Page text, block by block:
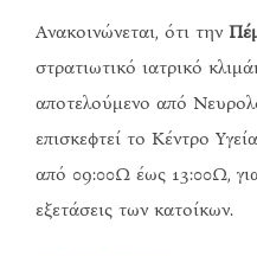
Ανακοινώνεται, ότι την
στρατιωτικό ιατρικό
αποτελούμενο από
επισκεφτεί το Κέντρο
από 09:00Ω έως 13:00Ω,
εξετάσεις των κατοίκων.